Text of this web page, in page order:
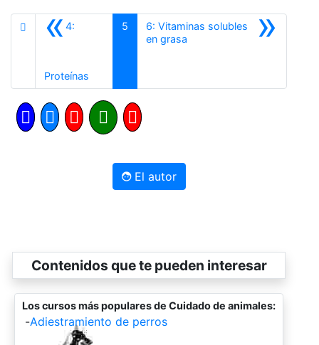
«4:
Proteínas
5 »
6: Vitaminas solubles
en grasa
El autor
Contenidos que te pueden interesar
Los cursos más populares de Cuidado de animales:
-Adiestramiento de perros